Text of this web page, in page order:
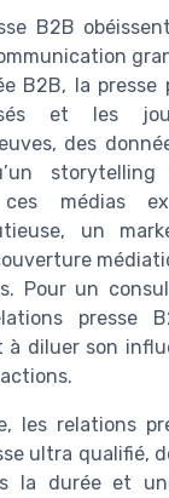
B2B
B2B, la presse
et les
des
médias
un
Pour un
presse
à diluer son
les relations
ultra qualifié,
la durée et